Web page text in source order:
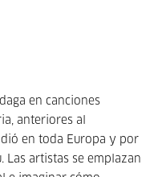
en canciones
anteriores al
en toda Europa y por
Las artistas se emplazan